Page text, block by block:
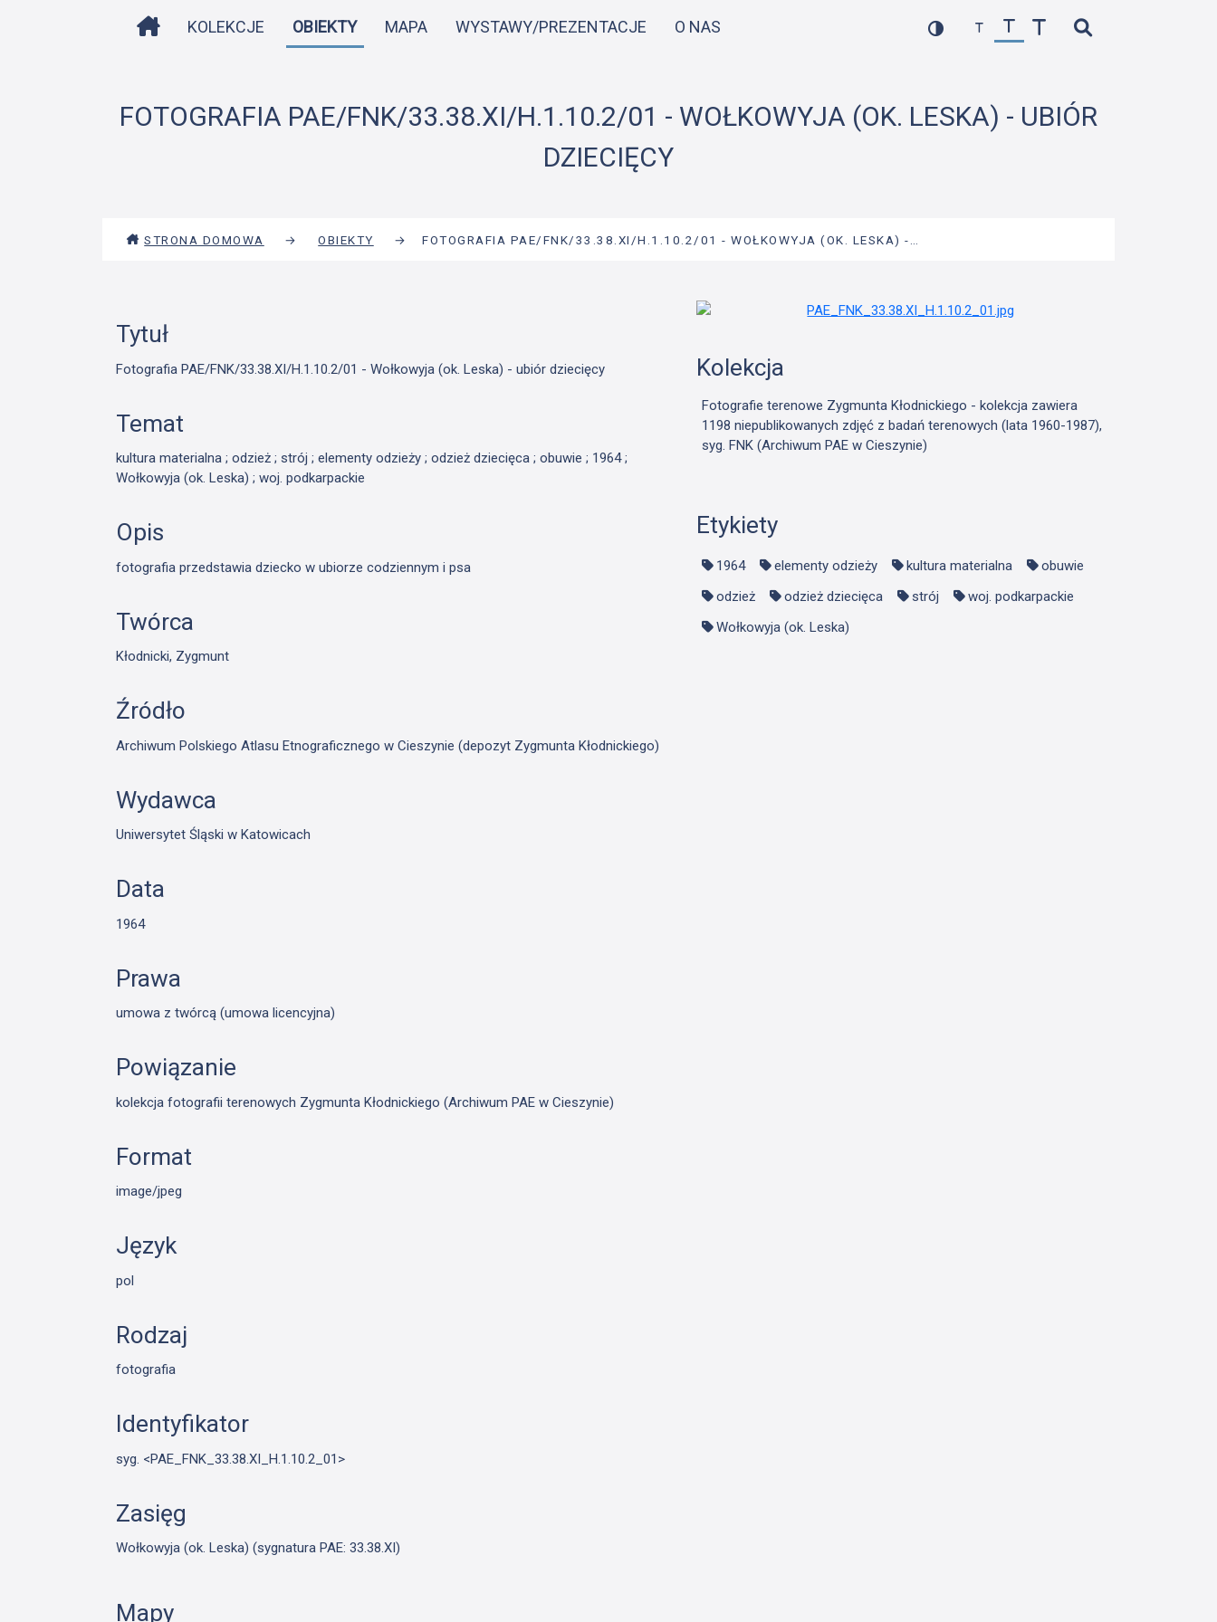
do
STRONA DOMOWA
KOLEKCJE OBIEKTY MAPA WYSTAWY/PREZENTACJE O NAS
FOTOGRAFIA PAE/FNK/33.38.XI/H.1.10.2/01 - WOŁKOWYJA (OK. LESKA) - UBIÓR
DZIECIĘCY
STRONA DOMOWA → OBIEKTY → FOTOGRAFIA PAE/FNK/33.38.XI/H.1.10.2/01 - WOŁKOWYJA (OK. LESKA) -…
Tytuł
Fotografia PAE/FNK/33.38.XI/H.1.10.2/01 - Wołkowyja (ok. Leska) - ubiór dziecięcy
Temat
kultura materialna ; odzież ; strój ; elementy odzieży ; odzież dziecięca ; obuwie ; 1964 ;
Wołkowyja (ok. Leska) ; woj. podkarpackie
Opis
fotografia przedstawia dziecko w ubiorze codziennym i psa
Twórca
Kłodnicki, Zygmunt
Źródło
Archiwum Polskiego Atlasu Etnograficznego w Cieszynie (depozyt Zygmunta Kłodnickiego)
Wydawca
Uniwersytet Śląski w Katowicach
Data
1964
Prawa
umowa z twórcą (umowa licencyjna)
Powiązanie
kolekcja fotografii terenowych Zygmunta Kłodnickiego (Archiwum PAE w Cieszynie)
Format
image/jpeg
Język
pol
Rodzaj
fotografia
Identyfikator
syg. <PAE_FNK_33.38.XI_H.1.10.2_01>
Zasięg
Wołkowyja (ok. Leska) (sygnatura PAE: 33.38.XI)
Kolekcja
Fotografie terenowe Zygmunta Kłodnickiego - kolekcja zawiera
1198 niepublikowanych zdjęć z badań terenowych (lata 1960-1987),
syg. FNK (Archiwum PAE w Cieszynie)
Etykiety
1964 elementy odzieży kultura materialna
obuwie
odzież
odzież dziecięca strój
woj. podkarpackie
Wołkowyja (ok. Leska)
Mapy